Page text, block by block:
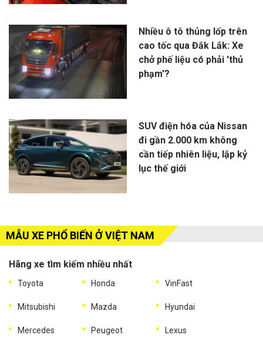
Nhiều ô tô thủng lốp trên
cao tốc qua Đắk Lắk: Xe
chở phế liệu có phải 'thủ
phạm'?
SUV điện hóa của Nissan
đi gần 2.000 km không
cần tiếp nhiên liệu, lập kỷ
lục thế giới
MẪU XE PHỔ BIẾN Ở VIỆT NAM
Hãng xe tìm kiếm nhiều nhất
Toyota Honda VinFast
Mitsubishi Mazda Hyundai
Mercedes Peugeot Lexus